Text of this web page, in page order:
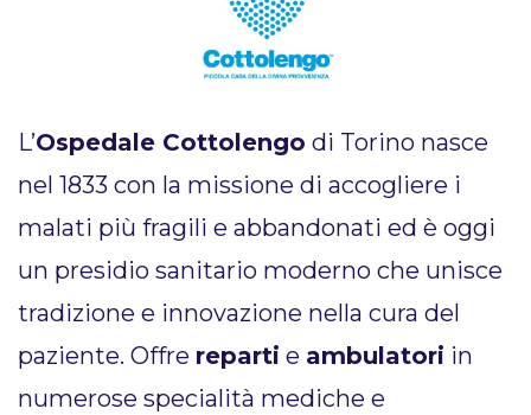
L’Ospedale Cottolengo di Torino nasce
nel 1833 con la missione di accogliere i
malati più fragili e abbandonati ed è oggi
un presidio sanitario moderno che unisce
tradizione e innovazione nella cura del
paziente. Offre reparti e ambulatori in
numerose specialità mediche e